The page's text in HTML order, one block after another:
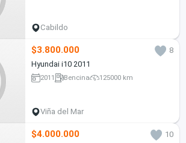
Cabildo
$3.800.000
8
Hyundai i10 2011
2011 Bencina 125000 km
Viña del Mar
$4.000.000
10